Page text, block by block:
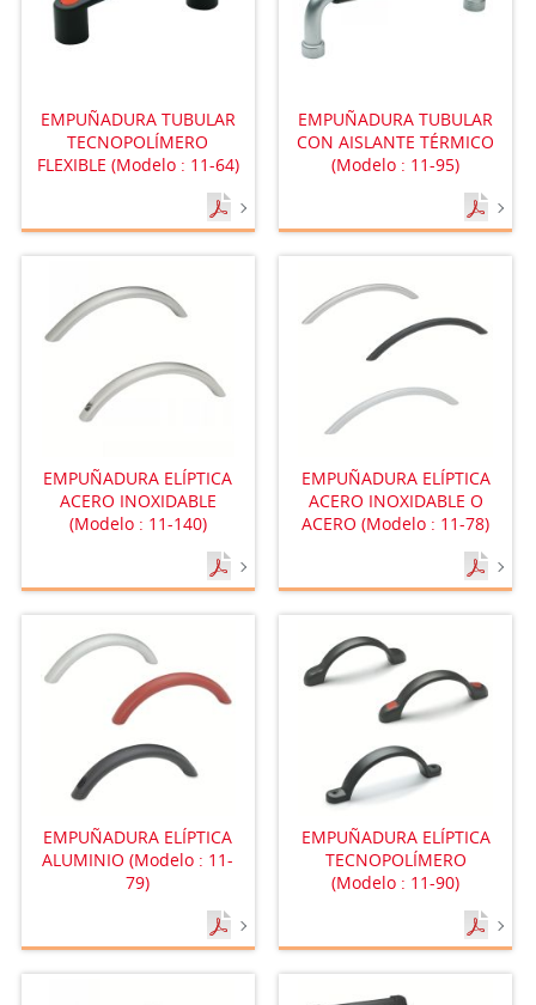
EMPUÑADURA TUBULAR
TECNOPOLÍMERO
FLEXIBLE (Modelo : 11-64)
EMPUÑADURA TUBULAR
CON AISLANTE TÉRMICO
(Modelo : 11-95)
EMPUÑADURA ELÍPTICA
ACERO INOXIDABLE
(Modelo : 11-140)
EMPUÑADURA ELÍPTICA
ACERO INOXIDABLE O
ACERO (Modelo : 11-78)
EMPUÑADURA ELÍPTICA
ALUMINIO (Modelo : 11-
79)
EMPUÑADURA ELÍPTICA
TECNOPOLÍMERO
(Modelo : 11-90)